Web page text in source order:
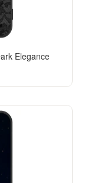
Elegance